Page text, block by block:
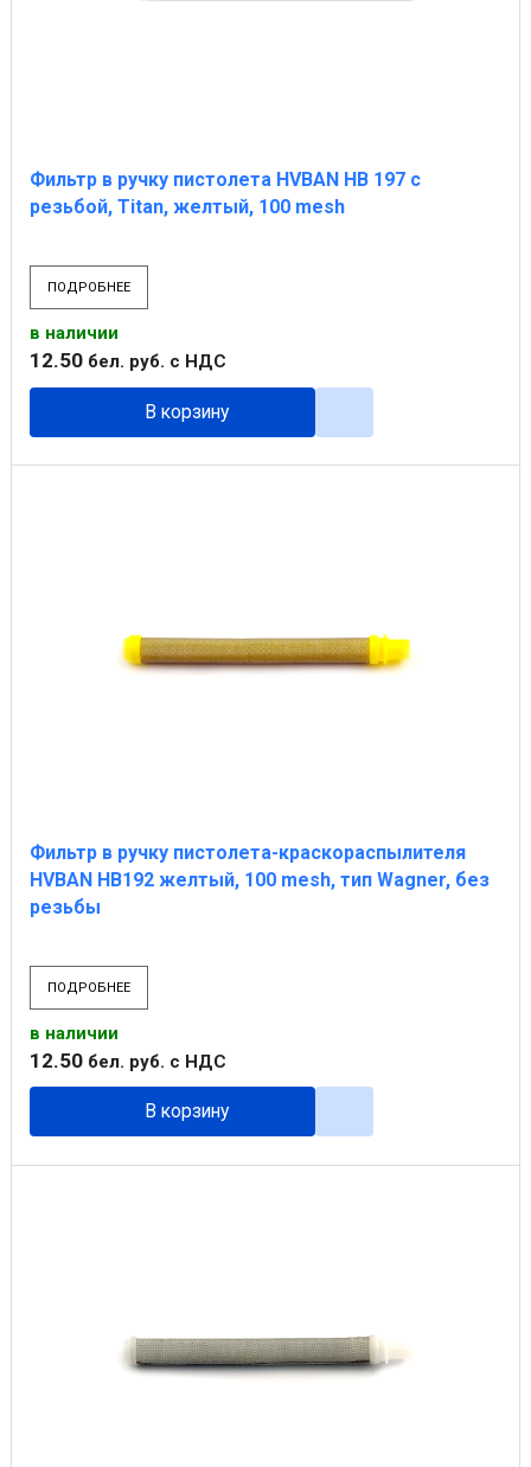
Фильтр в ручку пистолета HVBAN НВ 197 с
резьбой, Titan, желтый, 100 mesh
ПОДРОБНЕЕ
в наличии
12.50 бел. руб. с НДС
В корзину
Фильтр в ручку пистолета-краскораспылителя
HVBAN НB192 желтый, 100 mesh, тип Wagner, без
резьбы
ПОДРОБНЕЕ
в наличии
12.50 бел. руб. с НДС
В корзину